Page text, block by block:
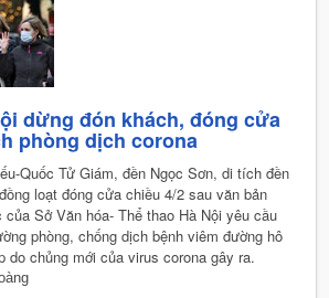
dừng đón khách, đóng cửa
phòng dịch corona
Quốc Tử Giám, đền Ngọc Sơn, di tích đền
loạt đóng cửa chiều 4/2 sau văn bản
của Sở Văn hóa- Thể thao Hà Nội yêu cầu
phòng, chống dịch bệnh viêm đường hô
do chủng mới của virus corona gây ra.